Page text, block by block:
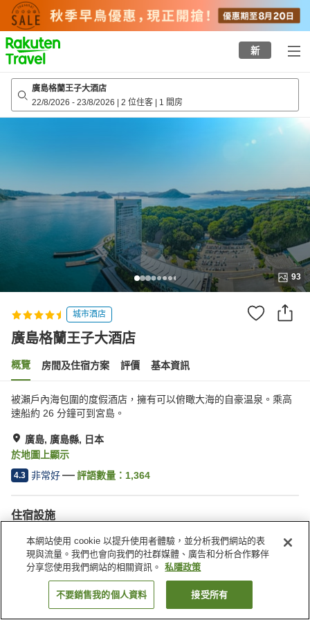
to
top
page
新
廣島格蘭王子大酒店
22/8/2026 - 23/8/2026 | 2 位住客 | 1 間房
93
城市酒店
廣島格蘭王子大酒店
概覽 房間及住宿方案 評價 基本資訊
被瀨戶內海包圍的度假酒店，擁有可以俯瞰大海的自豪温泉。乘高
速船約 26 分鐘可到宮島。
廣島, 廣島縣, 日本
於地圖上顯示
4.3 非常好 評語數量： 1,364
住宿設施
Wi-Fi
桑拿
水療/美容院
健身室/健身中心
找客房
本網站使用 cookie 以提升使用者體驗，並分析我們網站的表
現與流量。我們也會向我們的社群媒體、廣告和分析合作夥伴
分享您使用我們網站的相關資訊。
私隱政策
不要銷售我的個人資料 接受所有